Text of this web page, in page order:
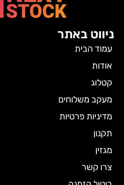
ניווט באתר
עמוד הבית
אודות
קטלוג
מעקב משלוחים
מדיניות פרטיות
תקנון
מגזין
צרו קשר